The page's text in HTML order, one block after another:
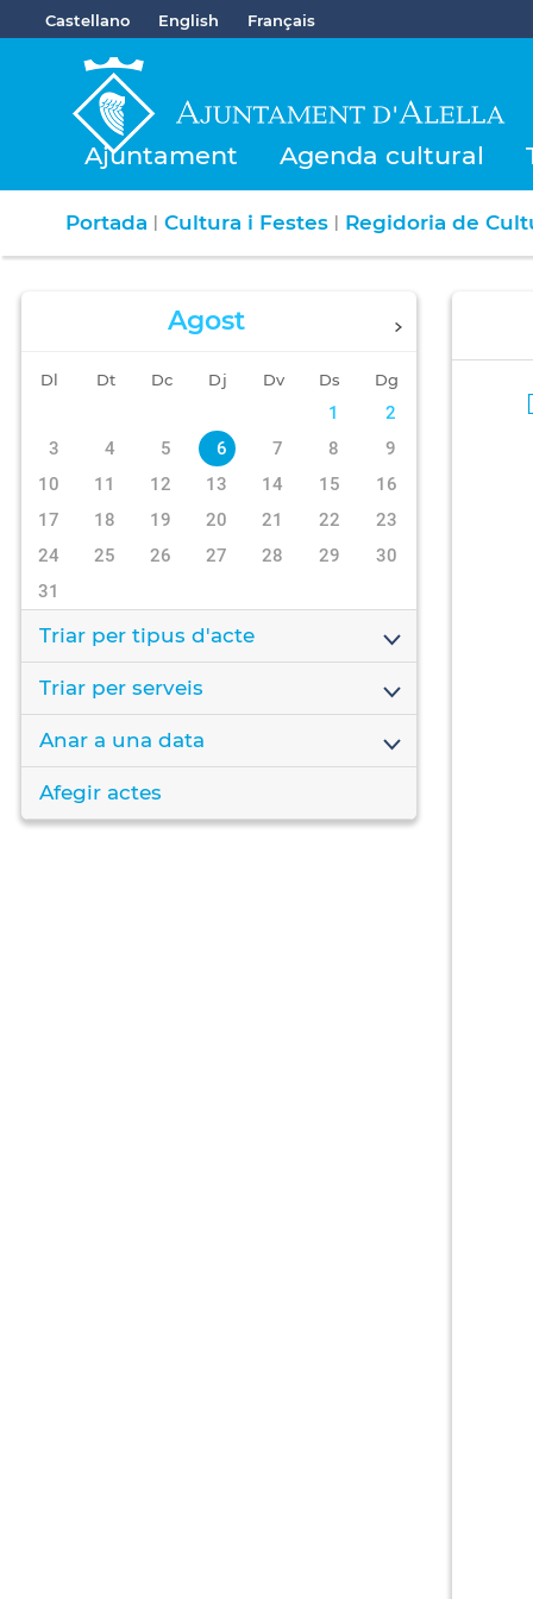
Castellano English Français
Ajuntament Agenda cultural
Portada | Cultura i Festes | Regidoria de
Agost
Dl Dt Dc Dj Dv Ds Dg
1
2
3
4 5 6 7 8
9
10
11 12 13 14 15
16
17
18 19 20 21 22
23
24
25 26 27 28 29
30
31
Triar per tipus d'acte
Triar per serveis
Anar a una data
Afegir actes